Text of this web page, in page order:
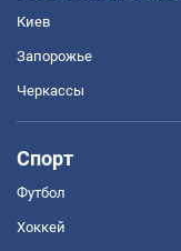
Киев
Запорожье
Черкассы
Спорт
Футбол
Хоккей